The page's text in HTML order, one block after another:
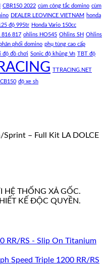
CBR150 2022 cùm công tắc domino cùm
DEALER LEOVINCE VIETNAM honda
độ 995tr Honda Vario 150cc
816 817 ohlins HO545 Ohlins SH Ohlins
phối domino phụ tùng cao cấp
độ đồ chơi Sonic độ khủng Vn TBT độ
TTRACING.NET
độ xe sh
Sprint – Full Kit LA DOLCE
HỆ THỐNG XẢ GỐC.
KẾ ĐỘC QUYỀN.